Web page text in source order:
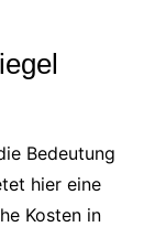
Bedeutung
hier eine
Kosten in